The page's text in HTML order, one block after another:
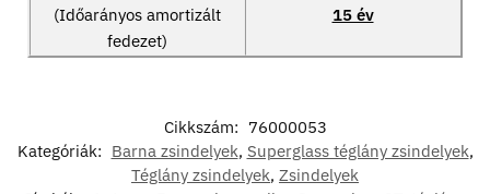
(Időarányos amortizált
fedezet)
15 év
Cikkszám: 76000053
Kategóriák: Barna zsindelyek, Superglass téglány zsindelyek,
Téglány zsindelyek, Zsindelyek